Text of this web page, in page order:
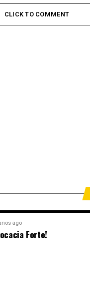
CLICK TO COMMENT
ago
Forte!